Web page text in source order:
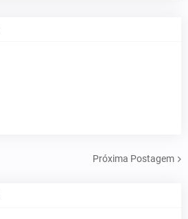
Próxima Postagem